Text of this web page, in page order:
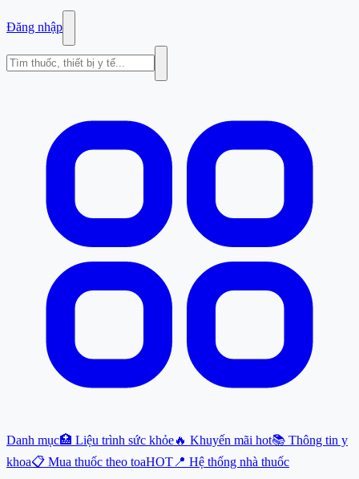
Đăng nhập
Danh mục🏥 Liệu trình sức khỏe🔥 Khuyến mãi hot📚 Thông tin y
khoa📋 Mua thuốc theo toaHOT 📍 Hệ thống nhà thuốc